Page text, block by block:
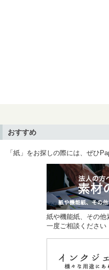
おすすめ
「紙」をお探しの際には、ぜひ
紙や機能紙、その他
一度ご相談ください